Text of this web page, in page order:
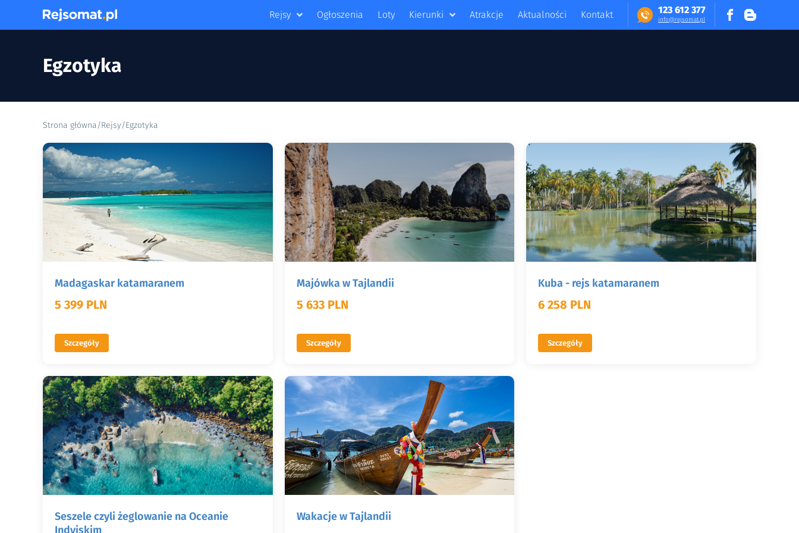
123 612 377
in​fo​@​​rej​somat​.​pl
Rejsy Ogłoszenia Loty Kierunki Atrakcje Aktualności Kontakt
Egzotyka
Strona główna/Rejsy/Egzotyka
Madagaskar katamaranem
5 399 PLN
Szczegóły
Majówka w Tajlandii
5 633 PLN
Szczegóły
Kuba - rejs katamaranem
6 258 PLN
Szczegóły
Seszele czyli żeglowanie na Oceanie
Indyjskim
Wakacje w Tajlandii